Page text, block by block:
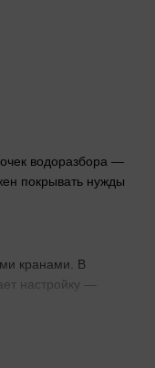
водоразбора —
покрывать нужды
кранами. В
настройку —